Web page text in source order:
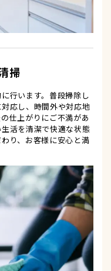
掃
行います。普段掃除し
応し、時間外や対応地
仕上がりにご不満があ
活を清潔で快適な状態
り、お客様に安心と満